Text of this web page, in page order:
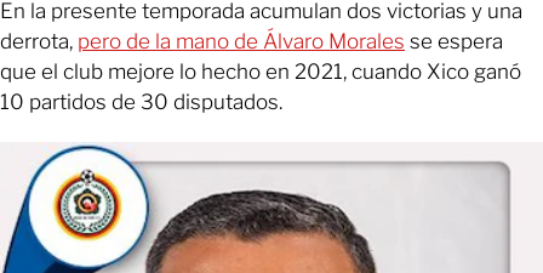
En la presente temporada acumulan dos victorias y una
derrota, pero de la mano de Álvaro Morales se espera
que el club mejore lo hecho en 2021, cuando Xico ganó
10 partidos de 30 disputados.